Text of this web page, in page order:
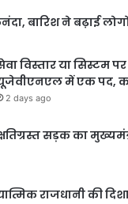
बारिश ने बढ़ाई
विस्तार या सिस्टम
में एक पद,
2 days ago
सड़क का
राजधानी की